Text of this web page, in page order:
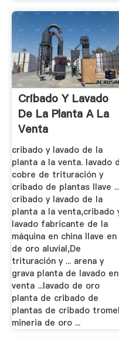
Cribado Y Lavado
De La Planta A La
Venta
cribado y lavado de la
planta a la venta. lavado
cobre de trituración y
cribado de plantas llave ...
cribado y lavado de la
planta a la venta,cribado
lavado fabricante de la
máquina en china llave en
de oro aluvial,De
trituración y ... arena y
grava planta de lavado en
venta ...lavado de oro
planta de cribado de
plantas de cribado tromel
mineria de oro ...